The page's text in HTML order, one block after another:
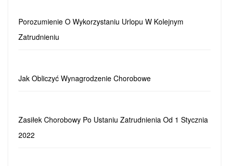
Porozumienie O Wykorzystaniu Urlopu W Kolejnym
Zatrudnieniu
Jak Obliczyć Wynagrodzenie Chorobowe
Zasiłek Chorobowy Po Ustaniu Zatrudnienia Od 1 Stycznia
2022